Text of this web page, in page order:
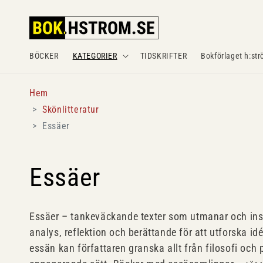
innehåll
BÖCKER KATEGORIER TIDSKRIFTER Bokförlaget
Hem
Skönlitteratur
Essäer
P
r
o
Essäer
Essäer – tankeväckande texter som utmanar och
analys, reflektion och berättande för att utforska
essän kan författaren granska allt från filosofi och